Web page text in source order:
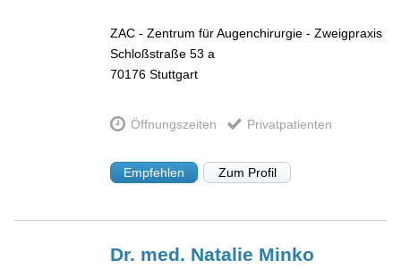
ZAC - Zentrum für Augenchirurgie - Zweigpraxis
Schloßstraße 53 a
70176 Stuttgart
Öffnungszeiten Privatpatienten
Empfehlen Zum Profil
Dr. med. Natalie Minko